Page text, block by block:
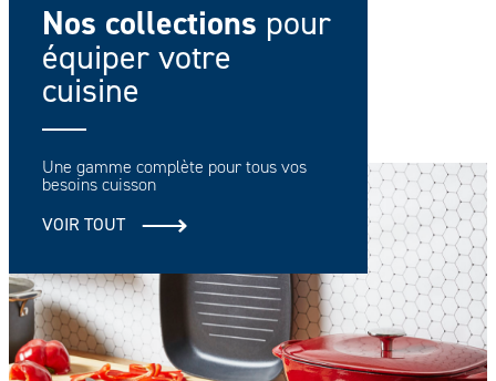
Nos collections pour
équiper votre
cuisine
Une gamme complète pour tous vos
besoins cuisson
VOIR TOUT